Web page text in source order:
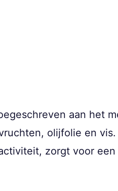
aan het
olijfolie en vis.
zorgt voor een